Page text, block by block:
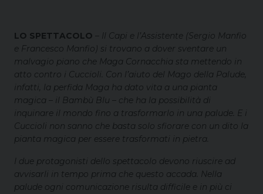
LO SPETTACOLO – Il Capi e l’Assistente (Sergio Manfio
e Francesco Manfio) si trovano a dover sventare un
malvagio piano che Maga Cornacchia sta mettendo in
atto contro i Cuccioli. Con l’aiuto del Mago della Palude,
infatti, la perfida Maga ha dato vita a una pianta
magica – il Bambù Blu – che ha la possibilità di
inquinare il mondo fino a trasformarlo in una palude. E i
Cuccioli non sanno che basta solo sfiorare con un dito la
pianta magica per essere trasformati in pietra.
I due protagonisti dello spettacolo devono riuscire ad
avvisarli in tempo prima che questo accada. Nella
palude ogni comunicazione risulta difficile e in più ci